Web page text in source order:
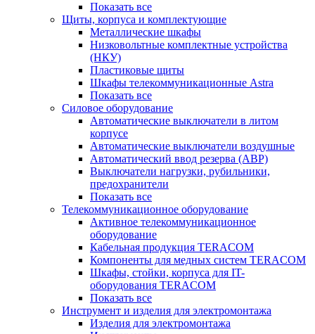
Показать все
Щиты, корпуса и комплектующие
Металлические шкафы
Низковольтные комплектные устройства
(НКУ)
Пластиковые щиты
Шкафы телекоммуникационные Astra
Показать все
Силовое оборудование
Автоматические выключатели в литом
корпусе
Автоматические выключатели воздушные
Автоматический ввод резерва (АВР)
Выключатели нагрузки, рубильники,
предохранители
Показать все
Телекоммуникационное оборудование
Активное телекоммуникационное
оборудование
Кабельная продукция TERACOM
Компоненты для медных систем TERACOM
Шкафы, стойки, корпуса для IT-
оборудования TERACOM
Показать все
Инструмент и изделия для электромонтажа
Изделия для электромонтажа